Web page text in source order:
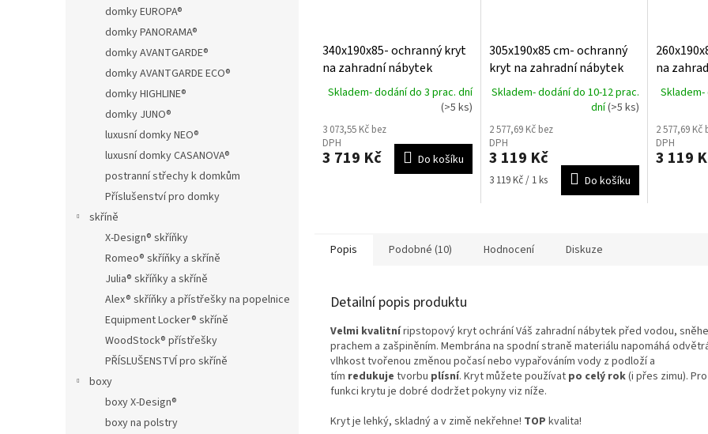
domky EUROPA®
domky PANORAMA®
domky AVANTGARDE®
domky AVANTGARDE ECO®
domky HIGHLINE®
domky JUNO®
luxusní domky NEO®
luxusní domky CASANOVA®
postranní střechy k domkům
Příslušenství pro domky
skříně
X-Design® skříňky
Romeo® skříňky a skříně
Julia® skříňky a skříně
Alex® skříňky a přístřešky na popelnice
Equipment Locker® skříně
WoodStock® přístřešky
PŘÍSLUŠENSTVÍ pro skříně
boxy
boxy X-Design®
boxy na polstry
340x190x85- ochranný kryt
na zahradní nábytek
AeroCover
Skladem- dodání do 3 prac. dní
(>5 ks)
3 073,55 Kč bez
DPH
3 719 Kč Do košíku
305x190x85 cm- ochranný
kryt na zahradní nábytek
AeroCover
Skladem- dodání do 10-12 prac.
dní(>5 ks)
2 577,69 Kč bez
DPH
3 119 Kč
Měrná
3 119 Kč / 1 ks Do košíku
na
2 577,69 Kč
DPH
3 119
Popis Podobné (10) Hodnocení Diskuze
Detailní popis produktu
Velmi kvalitníripstopový kryt ochrání Váš zahradní nábytek před vodou,
prachem a zašpiněním. Membrána na spodní straně materiálu napomáhá
vlhkost tvořenou změnou počasí nebo vypařováním vody z podloží a
tím redukuje tvorbu plísní. Kryt můžete používat po celý rok(i přes zimu).
funkci krytu je dobré dodržet pokyny viz níže.
Kryt je lehký, skladný a v zimě nekřehne! TOP kvalita!